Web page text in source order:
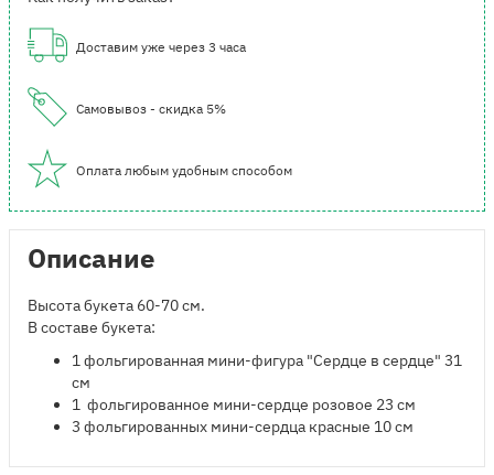
Доставим уже через 3 часа
Самовывоз - скидка 5%
Оплата любым удобным способом
Описание
Высота букета 60-70 см.
В составе букета:
1 фольгированная мини-фигура "Сердце в сердце" 31
см
1 фольгированное мини-сердце розовое 23 см
3 фольгированных мини-сердца красные 10 см